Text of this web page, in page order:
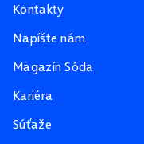
Kontakty
Napíšte nám
Magazín Sóda
Kariéra
Súťaže